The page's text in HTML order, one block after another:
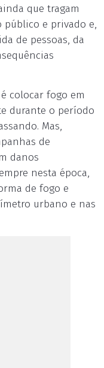
que tragam
público e privado e,
de pessoas, da
colocar fogo em
durante o período
Mas,
de
danos
nesta época,
de fogo e
urbano e nas